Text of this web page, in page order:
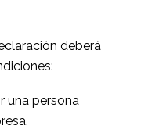
deberá
una persona